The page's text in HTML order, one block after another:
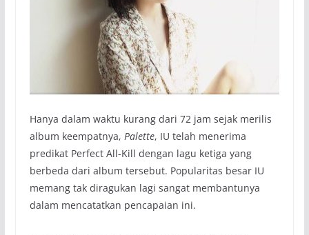
Hanya dalam waktu kurang dari 72 jam sejak merilis
album keempatnya, Palette, IU telah menerima
predikat Perfect All-Kill dengan lagu ketiga yang
berbeda dari album tersebut. Popularitas besar IU
memang tak diragukan lagi sangat membantunya
dalam mencatatkan pencapaian ini.